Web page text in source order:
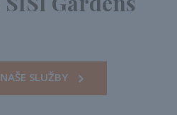
SLUŽBY